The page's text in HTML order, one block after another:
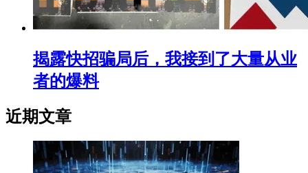
揭露快招骗局后，我接到了大量从业
者的爆料
近期文章